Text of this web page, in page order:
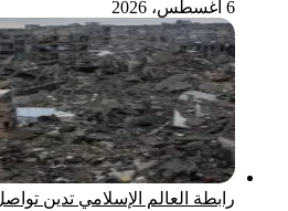
6 أغسطس، 2026
رابطة العالم الإسلامي تدين